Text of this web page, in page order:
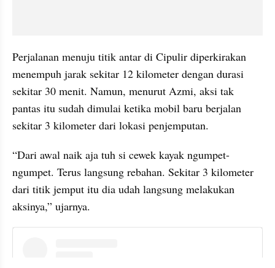
Perjalanan menuju titik antar di Cipulir diperkirakan
menempuh jarak sekitar 12 kilometer dengan durasi
sekitar 30 menit. Namun, menurut Azmi, aksi tak
pantas itu sudah dimulai ketika mobil baru berjalan
sekitar 3 kilometer dari lokasi penjemputan.
“Dari awal naik aja tuh si cewek kayak ngumpet-
ngumpet. Terus langsung rebahan. Sekitar 3 kilometer
dari titik jemput itu dia udah langsung melakukan
aksinya,” ujarnya.